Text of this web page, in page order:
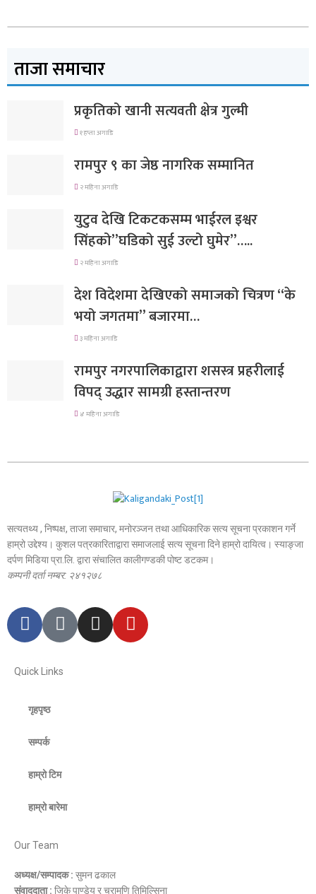
ताजा समाचार
प्रकृतिको खानी सत्यवती क्षेत्र गुल्मी
१ हप्ता अगाडि
रामपुर ९ का जेष्ठ नागरिक सम्मानित
२ महिना अगाडि
युटुव देखि टिकटकसम्म भाईरल इश्वर
सिंहको”घडिको सुई उल्टो घुमेर”…..
२ महिना अगाडि
देश विदेशमा देखिएको समाजको चित्रण “के
भयो जगतमा” बजारमा…
३ महिना अगाडि
रामपुर नगरपालिकाद्वारा शसस्त्र प्रहरीलाई
विपद् उद्धार सामग्री हस्तान्तरण
४ महिना अगाडि
सत्यतथ्य , निष्पक्ष, ताजा समाचार, मनोरञ्जन तथा आधिकारिक सत्य सूचना प्रकाशन गर्ने
हाम्रो उद्देश्य। कुशल पत्रकारिताद्वारा समाजलाई सत्य सूचना दिने हाम्रो दायित्व। स्याङ्जा
दर्पण मिडिया प्रा.लि. द्वारा संचालित कालीगण्डकी पोष्ट डटकम।
कम्पनी दर्ता नम्बर: २४१२७८
Quick Links
गृहपृष्ठ
सम्पर्क
हाम्रो टिम
हाम्रो बारेमा
Our Team
अध्यक्ष/सम्पादक : सुमन ढकाल
संवाददाता : जिके पाण्डेय र चुरामणि तिमिल्सिना